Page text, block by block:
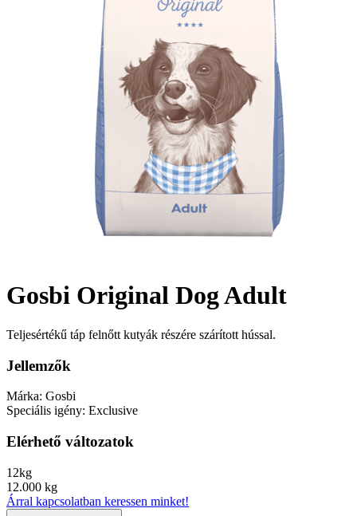
Gosbi Original Dog Adult
Teljesértékű táp felnőtt kutyák részére szárított hússal.
Jellemzők
Márka: Gosbi
Speciális igény: Exclusive
Elérhető változatok
12kg
12.000 kg
Árral kapcsolatban keressen minket!